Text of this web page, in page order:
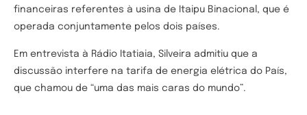
financeiras referentes à usina de Itaipu Binacional, que é
operada conjuntamente pelos dois países.
Em entrevista à Rádio Itatiaia, Silveira admitiu que a
discussão interfere na tarifa de energia elétrica do País,
que chamou de “uma das mais caras do mundo”.